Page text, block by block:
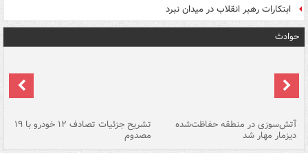
ابتکارات رهبر انقلاب در میدان نبرد
حوادث
آتش‌سوزی در منطقه حفاظت‌شده
دیزمار مهار شد
تشریح جزئیات تصادف ۱۲ خودرو با ۱۹
مصدوم